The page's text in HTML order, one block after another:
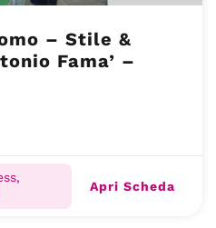
– Stile &
Fama’ –
Apri Scheda